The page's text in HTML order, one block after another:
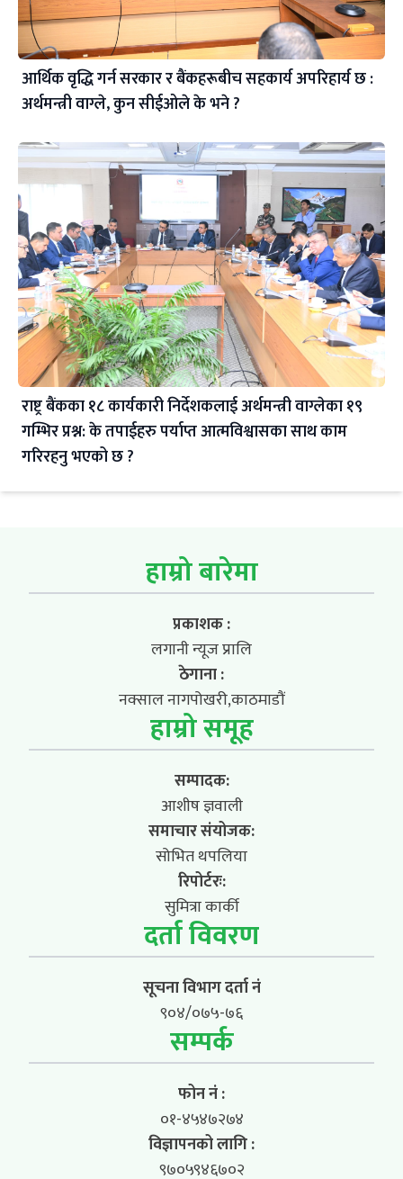
आर्थिक वृद्धि गर्न सरकार र बैंकहरूबीच सहकार्य अपरिहार्य छ :
अर्थमन्त्री वाग्ले, कुन सीईओले के भने ?
राष्ट्र बैंकका १८ कार्यकारी निर्देशकलाई अर्थमन्त्री वाग्लेका १९
गम्भिर प्रश्न: के तपाईहरु पर्याप्त आत्मविश्वासका साथ काम
गरिरहनु भएको छ ?
हाम्रो बारेमा
प्रकाशक :
लगानी न्यूज प्रालि
ठेगाना :
नक्साल नागपोखरी,काठमाडौं
हाम्रो समूह
सम्पादक:
आशीष ज्ञवाली
समाचार संयोजक:
सोभित थपलिया
रिपोर्टरः:
सुमित्रा कार्की
दर्ता विवरण
सूचना विभाग दर्ता नं
९०४/०७५-७६
सम्पर्क
फोन नं :
०१-४५४७२७४
विज्ञापनको लागि :
९७०५९४६७०२